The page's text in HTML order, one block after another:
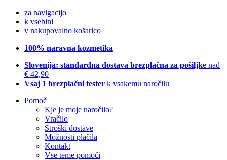
za navigacijo
k vsebini
v nakupovalno košarico
100% naravna kozmetika
Slovenija: standardna dostava brezplačna za pošiljke nad
€ 42,90
Vsaj 1 brezplačni tester k vsakemu naročilu
Pomoč
Kje je moje naročilo?
Vračilo
Stroški dostave
Možnosti plačila
Kontakt
Vse teme pomoči